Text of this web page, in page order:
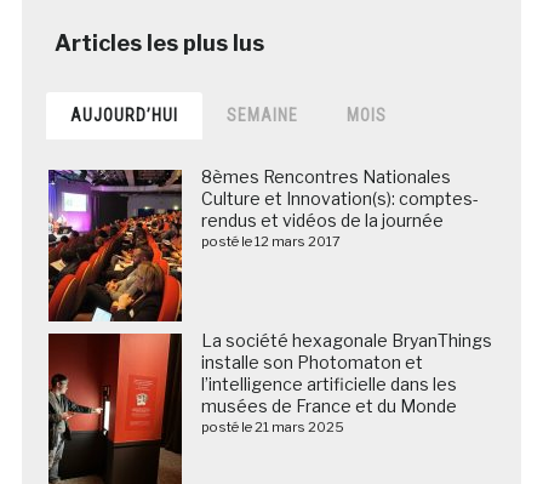
AUJOURD’HUI SEMAINE MOIS
8èmes Rencontres Nationales
Culture et Innovation(s): comptes-
rendus et vidéos de la journée
posté le 12 mars 2017
La société hexagonale BryanThings
installe son Photomaton et
l’intelligence artificielle dans les
musées de France et du Monde
posté le 21 mars 2025